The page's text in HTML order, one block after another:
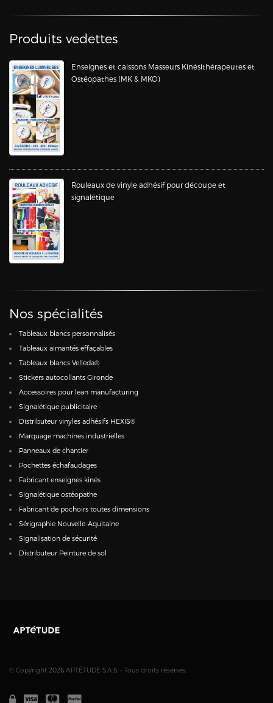
Produits vedettes
Enseignes et caissons Masseurs Kinésithérapeutes et
Ostéopathes (MK & MKO)
Rouleaux de vinyle adhésif pour découpe et
signalétique
Nos spécialités
Tableaux blancs personnalisés
Tableaux aimantés effaçables
Tableaux blancs Velleda®
Stickers autocollants Gironde
Accessoires pour lean manufacturing
Signalétique publicitaire
Distributeur vinyles adhésifs HEXIS®
Marquage machines industrielles
Panneaux de chantier
Pochettes échafaudages
Fabricant enseignes kinés
Signalétique ostéopathe
Fabricant de pochoirs toutes dimensions
Sérigraphie Nouvelle-Aquitaine
Signalisation de sécurité
Distributeur Peinture de sol
© Copyright 2026 APTÉTUDE S.A.S. - Tous droits réservés.